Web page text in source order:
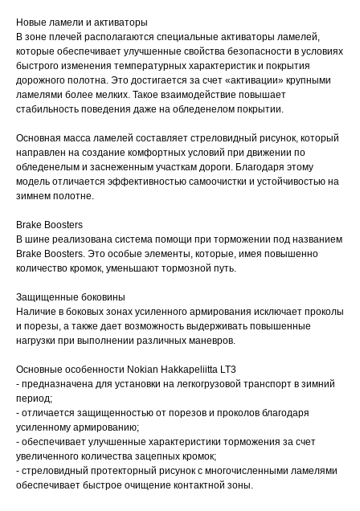
Новые ламели и активаторы
В зоне плечей располагаются специальные активаторы ламелей,
которые обеспечивает улучшенные свойства безопасности в условиях
быстрого изменения температурных характеристик и покрытия
дорожного полотна. Это достигается за счет «активации» крупными
ламелями более мелких. Такое взаимодействие повышает
стабильность поведения даже на обледенелом покрытии.
Основная масса ламелей составляет стреловидный рисунок, который
направлен на создание комфортных условий при движении по
обледенелым и заснеженным участкам дороги. Благодаря этому
модель отличается эффективностью самоочистки и устойчивостью на
зимнем полотне.
Brake Boosters
В шине реализована система помощи при торможении под названием
Brake Boosters. Это особые элементы, которые, имея повышенно
количество кромок, уменьшают тормозной путь.
Защищенные боковины
Наличие в боковых зонах усиленного армирования исключает проколы
и порезы, а также дает возможность выдерживать повышенные
нагрузки при выполнении различных маневров.
Основные особенности Nokian Hakkapeliitta LT3
- предназначена для установки на легкогрузовой транспорт в зимний
период;
- отличается защищенностью от порезов и проколов благодаря
усиленному армированию;
- обеспечивает улучшенные характеристики торможения за счет
увеличенного количества зацепных кромок;
- стреловидный протекторный рисунок с многочисленными ламелями
обеспечивает быстрое очищение контактной зоны.